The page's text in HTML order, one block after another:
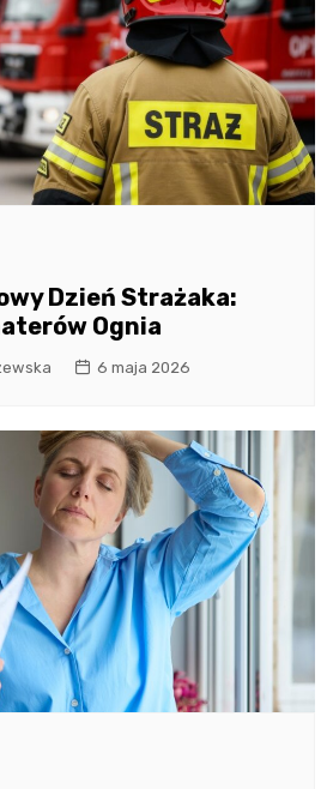
Dzień Strażaka:
Ognia
6 maja 2026